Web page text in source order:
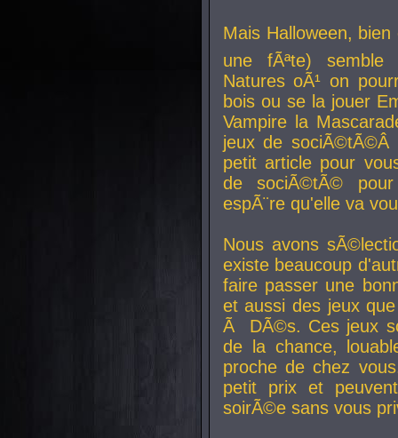
Mais Halloween, bien
une fÃªte) semble
Natures oÃ¹ on
bois ou se la jouer
Vampire la
jeux de
petit article pour
de sociÃ©tÃ©
espÃ¨re qu'elle va
Nous avons
existe beaucoup
faire passer une
et aussi des jeux
Ã DÃ©s. Ces jeux
de la chance,
proche de chez
petit prix et
soirÃ©e sans vous